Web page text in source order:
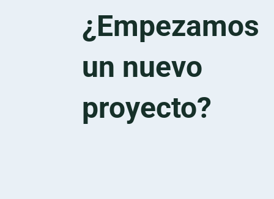
¿Empezamos
un nuevo
proyecto?